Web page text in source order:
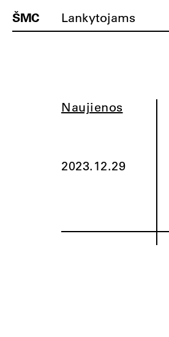
ŠMC Lankytojams
Naujienos
2023.12.29